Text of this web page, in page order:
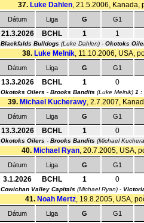
37. Luke Dahlen, 21.5.2006, Kanada,
Dátum Liga G G1
21.3.2026 BCHL 1 1
Blackfalds Bulldogs (Luke Dahlen) - Okotoks
38. Luke Melnik, 11.10.2006, USA,
Dátum Liga G G1
13.3.2026 BCHL 1 0
Okotoks Oilers - Brooks Bandits (Luke Melnik) 1 :
39. Michael Kucherawy, 2.7.2007,
Dátum Liga G G1
13.3.2026 BCHL 1 0
Okotoks Oilers - Brooks Bandits (Michael
40. Michael Ryan, 20.7.2005, USA,
Dátum Liga G G1
3.1.2026 BCHL 1 0
Cowichan Valley Capitals (Michael Ryan) -
41. Noah Mertz, 19.8.2005, USA,
Dátum Liga G G1